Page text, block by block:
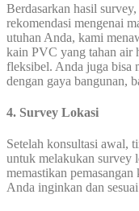
Berdasarkan hasil
rekomendasi mengenai
utuhan Anda, kami
kain PVC yang tahan air
fleksibel. Anda juga bisa
dengan gaya bangunan,
4. Survey Lokasi
Setelah konsultasi awal,
untuk melakukan survey
memastikan
Anda inginkan dan